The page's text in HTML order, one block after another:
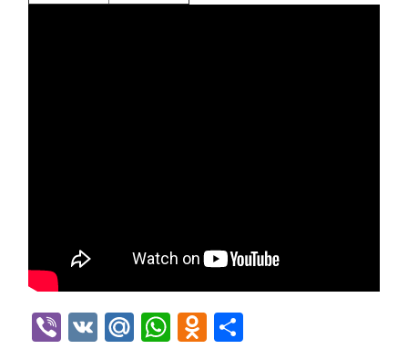
Viber
VK Mail.Ru
WhatsApp
Odnoklassniki